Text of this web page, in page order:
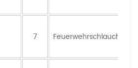
7 Feuerwehrschlauch